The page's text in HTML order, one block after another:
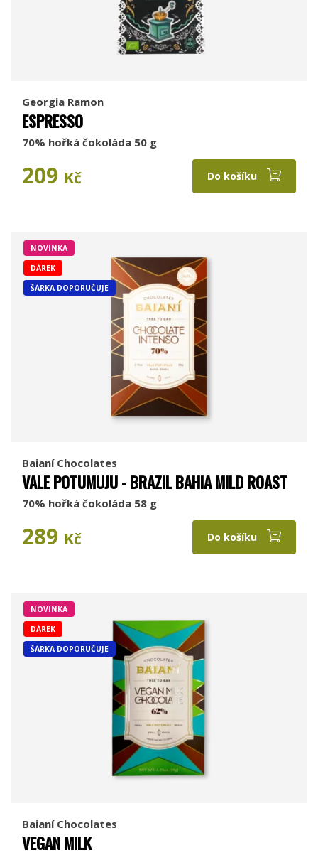
Georgia Ramon
ESPRESSO
70% hořká čokoláda 50 g
209 Kč Do košíku
NOVINKA
DÁREK
ŠÁRKA DOPORUČUJE
Baianí Chocolates
VALE POTUMUJU - BRAZIL BAHIA MILD ROAST
70% hořká čokoláda 58 g
289 Kč Do košíku
NOVINKA
DÁREK
ŠÁRKA DOPORUČUJE
Baianí Chocolates
VEGAN MILK